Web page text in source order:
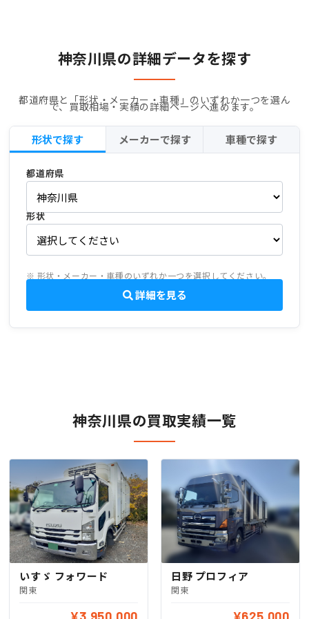
神奈川県の詳細データを探す
都道府県と「形状・メーカー・車種」のいずれか一つを選ん
で、買取相場・実績の詳細ページへ進めます。
形状で探す メーカーで探す 車種で探す
都道府県
形状
※ 形状・メーカー・車種のいずれか一つを選択してください。
詳細を見る
神奈川県の買取実績一覧
いすゞ フォワード
関東
日野 プロフィア
関東